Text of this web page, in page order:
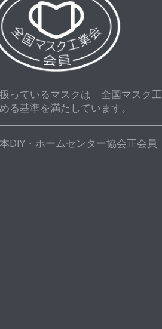
っているマスクは「全国マスク工
る基準を満たしています。
本DIY・ホームセンター協会正会員